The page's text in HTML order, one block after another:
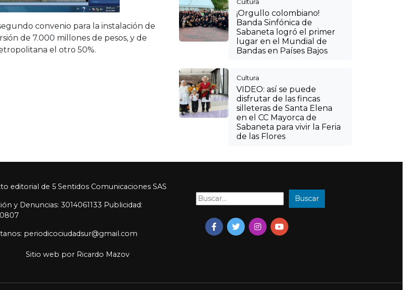
convenio para la instalación de
de 7.000 millones de pesos, y de
el otro 50%.
¡Orgullo colombiano!
Banda Sinfónica de
Sabaneta logró el primer
lugar en el Mundial de
Bandas en Países Bajos
Cultura
VIDEO: así se puede
disfrutar de las fincas
silleteras de Santa Elena
en el CC Mayorca de
Sabaneta para vivir la Feria
de las Flores
editorial de 5 Sentidos Comunicaciones SAS
y Denuncias: 3014061133 Publicidad:
periodicociudadsur@gmail.com
Buscar: Buscar
Sitio web por Ricardo Mazov